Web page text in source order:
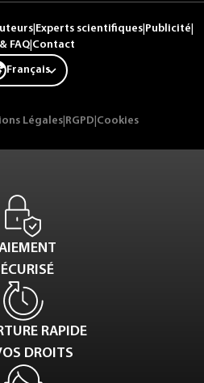
Experts scientifiques Publicité
FAQ| Contact
Français
Légales RGPD Cookies
RAPIDE
DROITS